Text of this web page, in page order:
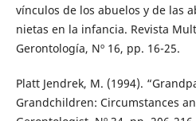
vínculos de los abuelos y de las
nietas en la infancia. Revista
Gerontología, Nº 16, pp. 16-25.
Platt Jendrek, M. (1994).
Grandchildren: Circumstances